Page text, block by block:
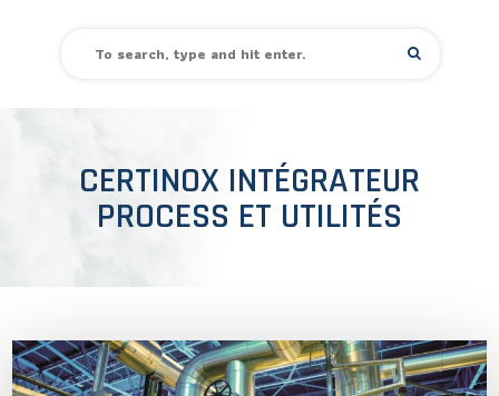
CERTINOX INTÉGRATEUR
PROCESS ET UTILITÉS